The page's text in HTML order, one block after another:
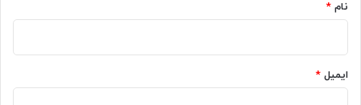
ن
ر
ح
ل
ک
نام *
ایمیل *